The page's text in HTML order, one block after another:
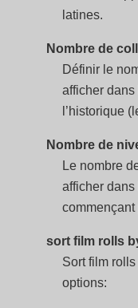
latines.
Nombre de
Définir le
afficher
l’historique
Nombre de
Le nombre
afficher
commençant
sort film rolls
Sort film
options: